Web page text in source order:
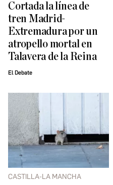
Cortada la línea de
tren Madrid-
Extremadura por un
atropello mortal en
Talavera de la Reina
El Debate
CASTILLA-LA MANCHA